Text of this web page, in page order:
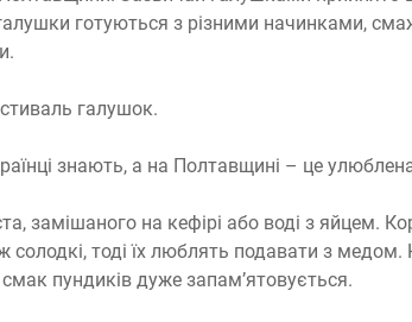
готуються з різними начинками,
галушок.
знають, а на Полтавщині – це
замішаного на кефірі або воді з яйцем.
тоді їх люблять подавати з
пундиків дуже запам’ятовується.